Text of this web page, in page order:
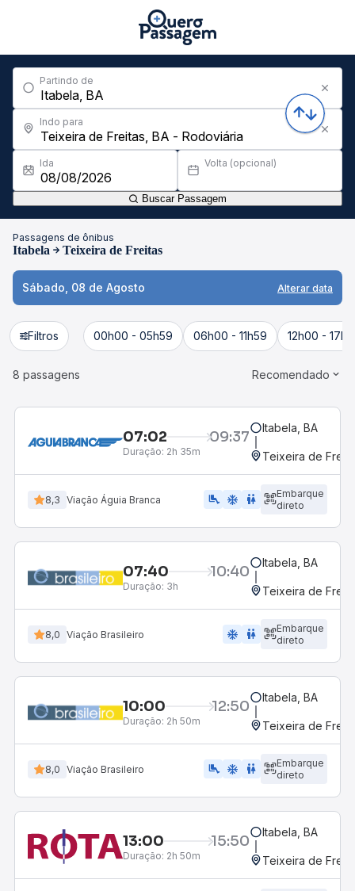
Partindo de
Indo para
Ida Volta (opcional)
Buscar Passagem
Passagens de ônibus
Itabela Teixeira de Freitas
Sábado, 08 de Agosto Alterar data
Filtros 00h00 - 05h59 06h00 - 11h59 12h00 -
8 passagens Recomendado
07:02 09:37
Duração: 2h 35m
Itabela, BA
Teixeira de
8,3 Viação Águia Branca airline_seat_legroom_extra ac_unit WC
Embarque
direto
07:40 10:40
Duração: 3h
Itabela, BA
Teixeira de
8,0 Viação Brasileiro ac_unit wc
Embarque
direto
10:00 12:50
Duração: 2h 50m
Itabela, BA
Teixeira de
8,0 Viação Brasileiro airline_seat_legroom_extra ac_unit WC
Embarque
direto
13:00 15:50
Duração: 2h 50m
Itabela, BA
Teixeira de